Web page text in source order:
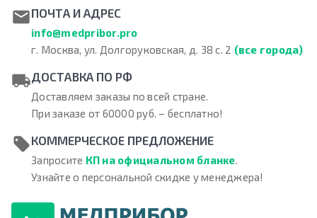
ПОЧТА И АДРЕС
info@medpribor.pro
г. Москва, ул. Долгоруковская, д. 38 с. 2 (все города)
ДОСТАВКА ПО РФ
Доставляем заказы по всей стране.
При заказе от 60000 руб. – бесплатно!
КОММЕРЧЕСКОЕ ПРЕДЛОЖЕНИЕ
Запросите КП на официальном бланке.
Узнайте о персональной скидке у менеджера!